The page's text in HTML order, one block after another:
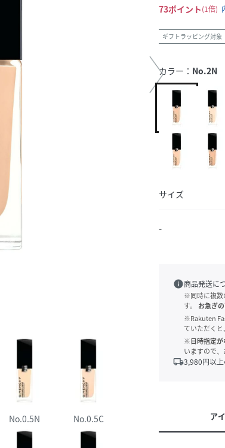
No.0.5N No.0.5C
73ポイント 1倍
ギフトラッピング対象
カラー： No.2N
サイズ
-
info商品発送に
※同時に複数
す。
お急ぎ
※Rakuten
ていただく
※日時指定が
いますので、
local_shipping3,980円以
ア